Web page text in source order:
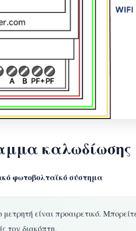
καλωδίωσης
φωτοβολταϊκό σύστημα
είναι προαιρετικό.
τον διακόπτη.